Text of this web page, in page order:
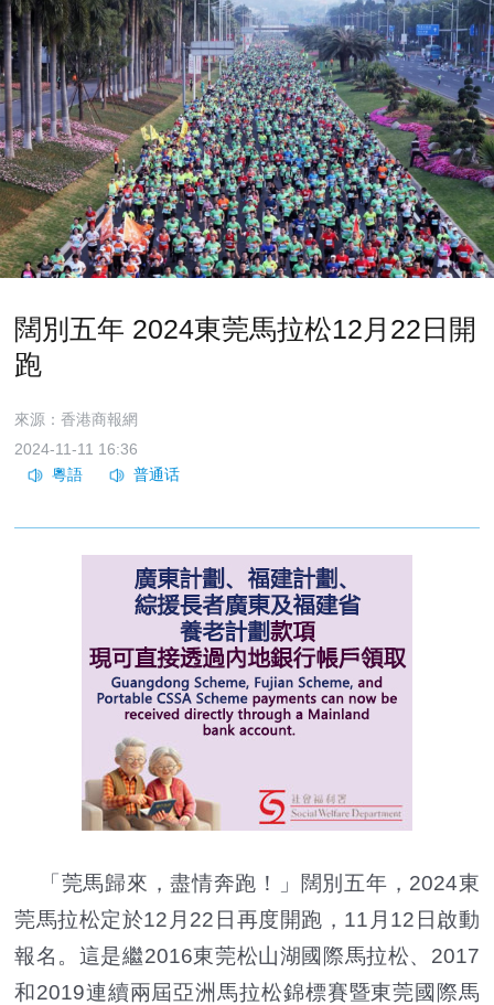
闊別五年 2024東莞馬拉松12月22日開
跑
來源：香港商報網
2024-11-11 16:36
「莞馬歸來，盡情奔跑！」闊別五年，2024東
莞馬拉松定於12月22日再度開跑，11月12日啟動
報名。這是繼2016東莞松山湖國際馬拉松、2017
和2019連續兩屆亞洲馬拉松錦標賽暨東莞國際馬